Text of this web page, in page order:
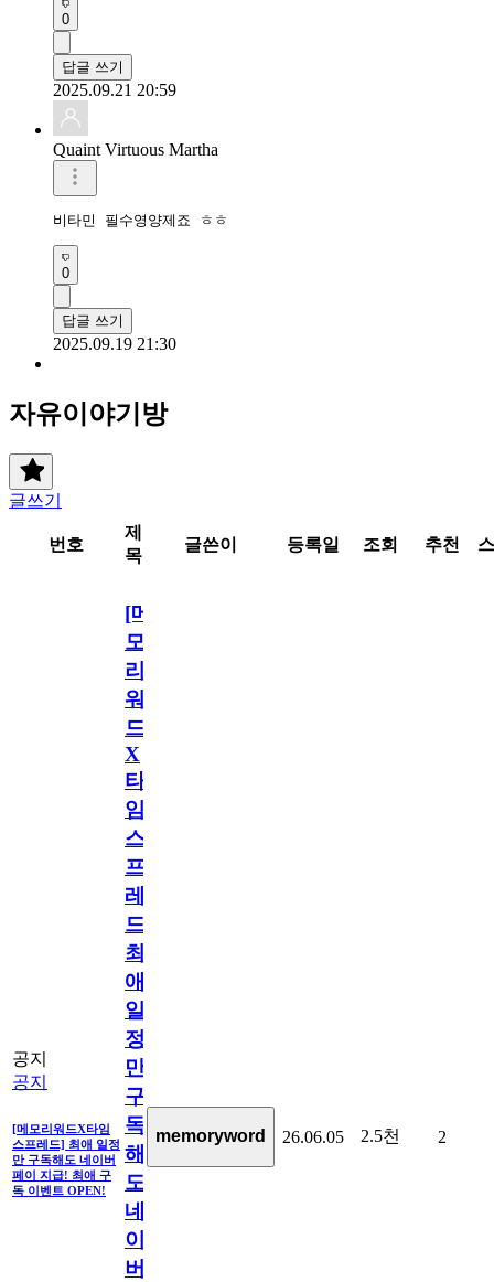
0
답글 쓰기
2025.09.21 20:59
Quaint Virtuous Martha
비타민 필수영양제죠 ㅎㅎ
0
답글 쓰기
2025.09.19 21:30
자유이야기방
글쓰기
번호
제
목
글쓴이 등록일 조회 추천
공지
공지
[메모리워드X타임
스프레드] 최애 일정
만 구독해도 네이버
페이 지급! 최애 구
독 이벤트 OPEN!
[메
모
리
워
드
X
타
임
스
프
레
드]
최
애
일
정
만
구
독
해
도
네
이
버
memoryword 26.06.05 2.5천 2